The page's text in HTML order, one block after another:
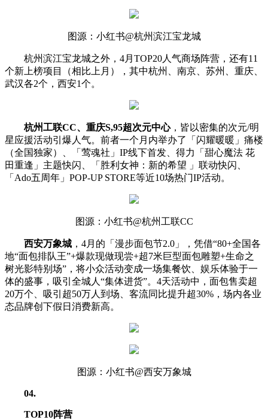
图源：小红书@杭州滨江宝龙城
杭州滨江宝龙城之外，4月TOP20人气商场阵营，还有11
个新上榜项目（相比上月），其中杭州、南京、苏州、重庆、
武汉各2个，西安1个。
杭州工联CC、重庆S,95超次元中心，皆以密集的次元/明
星应援活动引爆人气。前者一个月内举办了「闪耀暖暖」痛楼
（全国独家）、「莺魂社」IP线下首发、得力「甜心魔法 花
田重逢」主题快闪、「胜利女神：新的希望 」联动快闪、
「Ado五周年」POP-UP STORE等近10场热门IP活动。
图源：小红书@杭州工联CC
西安万象城 ，4月的「漫步面包节2.0」，凭借“80+全国各
地“面包排队王”+爆款现做现尝+超7米巨型面包雕塑+生命之
树光影特别场”，将小众活动变成一场集餐饮、娱乐体验于一
体的盛事，吸引全城人“集体进货”。4天活动中，面包售卖超
20万个、吸引超50万人到场、客流同比提升超30%，场内各业
态品牌创下假日消费新高。
图源：小红书@西安万象城
04.
TOP10阵营